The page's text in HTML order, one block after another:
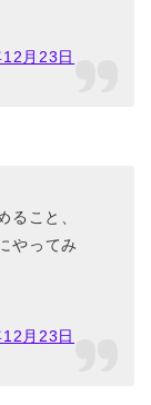
月23日
ること、
やってみ
月23日